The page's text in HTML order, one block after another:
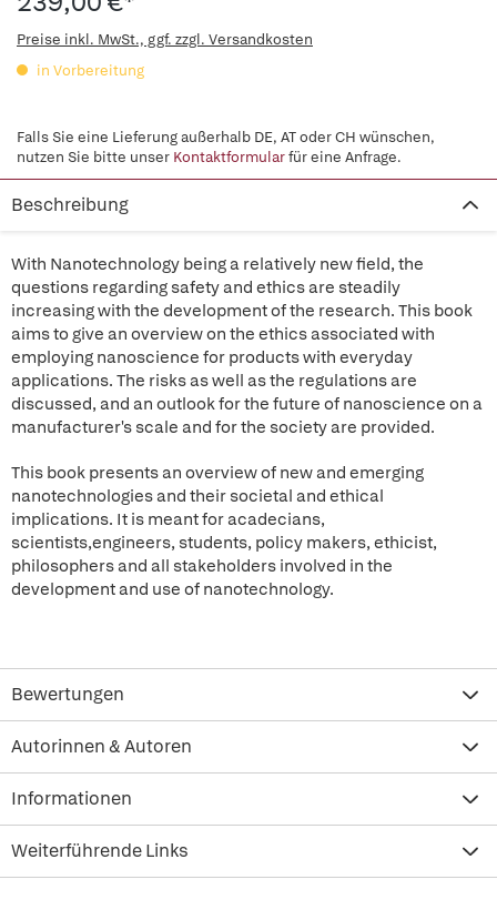
Preise inkl. MwSt., ggf. zzgl. Versandkosten
in Vorbereitung
Falls Sie eine Lieferung außerhalb DE, AT oder CH wünschen,
nutzen Sie bitte unser Kontaktformularfür eine Anfrage.
Beschreibung
With Nanotechnology being a relatively new field, the
questions regarding safety and ethics are steadily
increasing with the development of the research. This book
aims to give an overview on the ethics associated with
employing nanoscience for products with everyday
applications. The risks as well as the regulations are
discussed, and an outlook for the future of nanoscience on a
manufacturer's scale and for the society are provided.
This book presents an overview of new and emerging
nanotechnologies and their societal and ethical
implications. It is meant for acadecians,
scientists,engineers, students, policy makers, ethicist,
philosophers and all stakeholders involved in the
development and use of nanotechnology.
Bewertungen
Autorinnen & Autoren
Informationen
Weiterführende Links